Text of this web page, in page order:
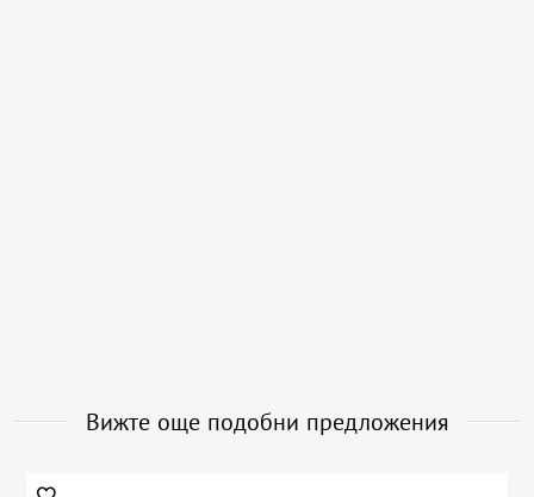
Вижте още подобни предложения